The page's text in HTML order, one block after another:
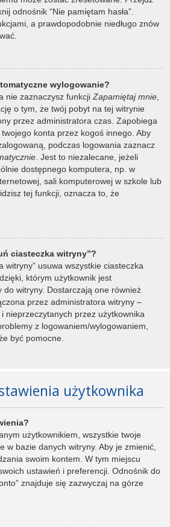
odnośnik “Nie pamiętam hasła”.
a prawdopodobnie niedługo znów
wylogowanie?
nie zaznaczysz funkcji Zapamiętaj mnie
o tym, że twój pobyt na tej witrynie
przez administratora czas. Zapobiega
konta przez kogoś innego. Aby
podczas logowania zaznacz
. Jest to niezalecane, jeżeli
dostępnego komputera, np. w
sali komputerowej w szkole lub
tej funkcji, oznacza to, że
ciasteczka witryny”?
witryny” usuwa wszystkie ciasteczka
którym użytkownik jest
do witryny. Dostarczają one również
przez administratora witryny –
nieprzeczytanych przez użytkownika
z logowaniem/wylogowaniem,
być pomocne.
użytkownika
użytkownikiem, wszystkie twoje
w bazie danych witryny. Aby je zmienić,
swoim kontem. W tym miejscu
ustawień i preferencji. Odnośnik do
znajduje się zazwyczaj na górze